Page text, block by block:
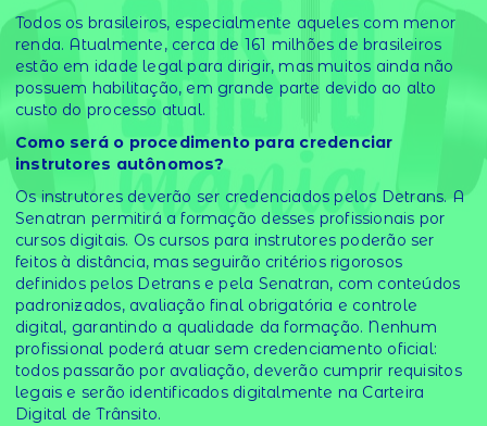
Todos os brasileiros, especialmente aqueles com menor
renda. Atualmente, cerca de 161 milhões de brasileiros
estão em idade legal para dirigir, mas muitos ainda não
possuem habilitação, em grande parte devido ao alto
custo do processo atual.
Como será o procedimento para credenciar
instrutores autônomos?
Os instrutores deverão ser credenciados pelos Detrans. A
Senatran permitirá a formação desses profissionais por
cursos digitais. Os cursos para instrutores poderão ser
feitos à distância, mas seguirão critérios rigorosos
definidos pelos Detrans e pela Senatran, com conteúdos
padronizados, avaliação final obrigatória e controle
digital, garantindo a qualidade da formação. Nenhum
profissional poderá atuar sem credenciamento oficial:
todos passarão por avaliação, deverão cumprir requisitos
legais e serão identificados digitalmente na Carteira
Digital de Trânsito.